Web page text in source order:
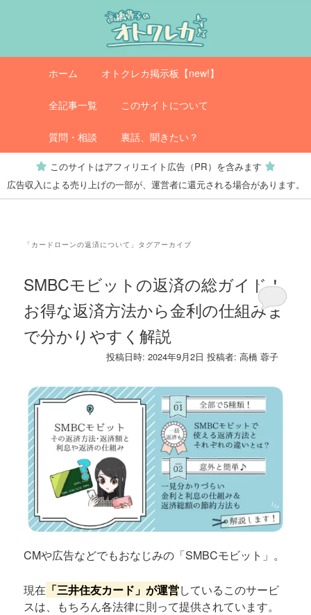
へ
動
移
オトクレカ
ュ
ホーム オトクレカ掲示板【new!】
全記事一覧 このサイトについて
質問・相談 裏話、聞きたい？
このサイトはアフィリエイト広告（PR）を含みます
広告収入による売り上げの一部が、運営者に還元される場合があります。
「 カードローンの返済について 」タグアーカイブ
SMBCモビットの返済の総ガイド！
お得な返済方法から金利の仕組みま
で分かりやすく解説
投稿日時:2024年9月2日 投稿者:高橋 蓉子
CMや広告などでもおなじみの「SMBCモビット」。
現在 「三井住友カード」が運営しているこのサービ
スは、もちろん各法律に則って提供されています。